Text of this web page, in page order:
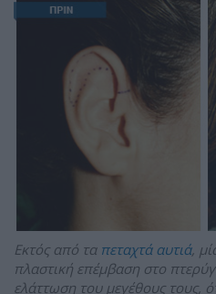
Εκτός από τα πεταχτά αυτιά,
πλαστική επέμβαση στο
ελάττωση του μεγέθους τους,